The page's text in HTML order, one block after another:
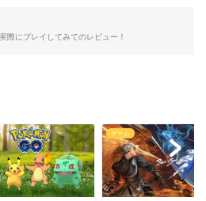
際にプレイしてみてのレビュー！
ゲーム